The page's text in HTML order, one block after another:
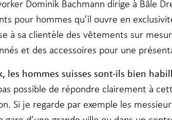
Dominik Bachmann dirige à Bâle
pour hommes qu’il ouvre en
à sa clientèle des vêtements sur
et des accessoires pour une
les hommes suisses sont-ils bien
possible de répondre clairement à
Si je regarde par exemple les